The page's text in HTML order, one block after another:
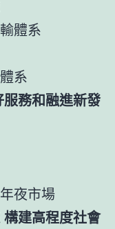
體系
系
務和融進新發
夜市場
建高程度社會